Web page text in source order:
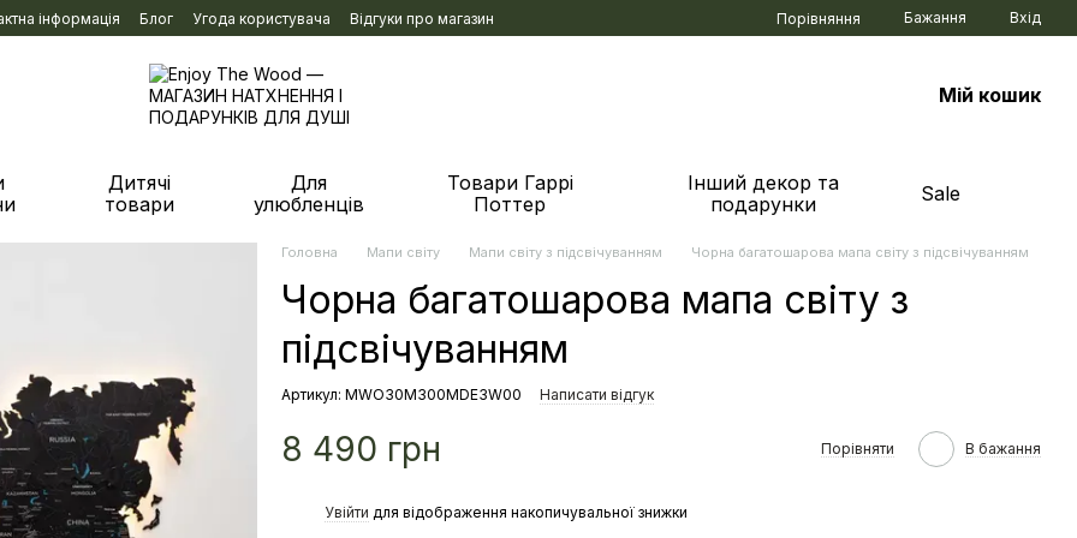
інформація Блог Угода користувача Відгуки про магазин Порівняння Бажання Вхід
Мій кошик
Дитячі
товари
Для
улюбленців
Товари Гаррі
Поттер
Інший декор та
подарунки
Sale
Головна Мапи світу Мапи світу з підсвічуванням Чорна багатошарова мапа світу з підсвічуванням
Чорна багатошарова мапа світу з
підсвічуванням
Артикул: MWO30M300MDE3W00 Написати відгук
8 490 грн Порівняти В бажання
Увійти для відображення накопичувальної знижки